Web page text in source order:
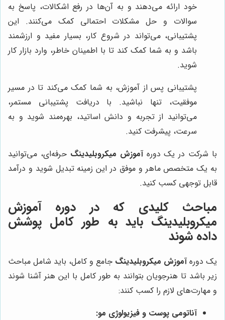
خود ارائه می‌دهند و به آن‌ها در رفع اشکالات، پاسخ به
سوالات و حل مشکلات احتمالی کمک می‌کنند. این
پشتیبانی، می‌تواند در شروع کار، بسیار مفید و ارزشمند
باشد و به شما کمک کند تا با اطمینان خاطر، وارد بازار کار
شوید.
پشتیبانی پس از آموزش، به شما کمک می‌کند تا در مسیر
موفقیت، تنها نباشید. با دریافت پشتیبانی مستمر،
می‌توانید از تجربه و دانش اساتید، بهره‌مند شوید و به
سرعت، پیشرفت کنید.
با شرکت در یک دورهآموزش میکروبلیدینگ حرفه‌ای، می‌توانید
به یک متخصص ماهر و موفق در این زمینه تبدیل شوید و درآمد
قابل توجهی کسب کنید.
مباحث کلیدی که در دوره آموزش
میکروبلیدینگ باید به طور کامل پوشش
داده شوند
یک دورهآموزش میکروبلیدینگ جامع و کامل، باید شامل مباحث
زیر باشد تا هنرجویان بتوانند به طور کامل با این هنر آشنا شوند
و مهارت‌های لازم را کسب کنند:
آناتومی پوست و فیزیولوژی مو: